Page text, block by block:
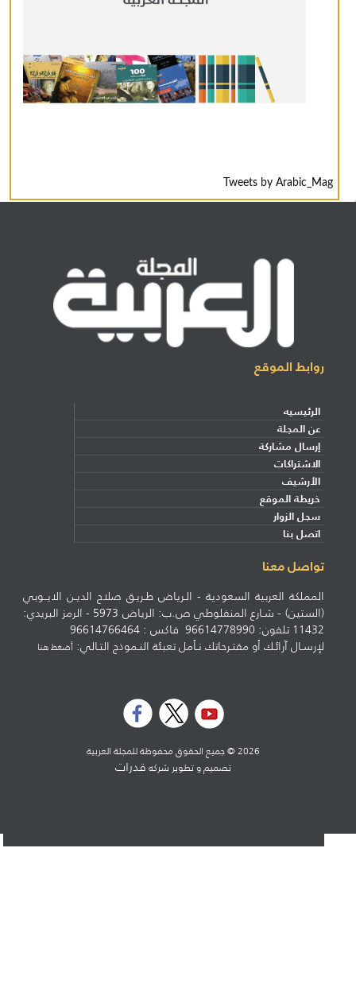
Tweets by Arabic_Mag
روابط الموقع
الرئيسيه
عن المجلة
إرسال مشاركة
الاشتراكات
الأرشيف
خريطة الموقع
سجل الزوار
اتصل بنا
تواصل معنا
المملكة العربية السعودية - الـرياض طـريـق صلاح الديـن الايــوبي
(الستين) - شـارع المنفلوطي ص.ب: الرياض 5973 - الرمز البريدي:
11432 تلفون: 96614778990 فاكس : 96614766464
لإرسـال آرائـك أو مقتـرحاتك نـأمل تعبئة النـموذج التـالي:أضغط هنا
2026 © جميع الحقوق محفوظة للمجلة العربية
تصميم و تطوير شركهقدرات